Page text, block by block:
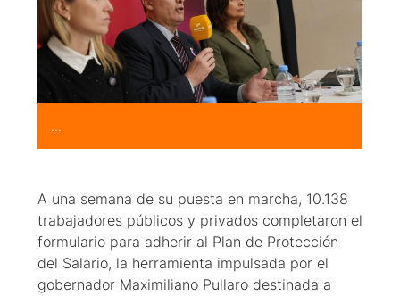
...
A una semana de su puesta en marcha, 10.138
trabajadores públicos y privados completaron el
formulario para adherir al Plan de Protección
del Salario, la herramienta impulsada por el
gobernador Maximiliano Pullaro destinada a